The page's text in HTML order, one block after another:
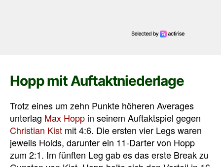
Hopp mit Auftaktniederlage
Trotz eines um zehn Punkte höheren Averages
unterlag Max Hopp in seinem Auftaktspiel gegen
Christian Kist mit 4:6. Die ersten vier Legs waren
jeweils Holds, darunter ein 11-Darter von Hopp
zum 2:1. Im fünften Leg gab es das erste Break zu